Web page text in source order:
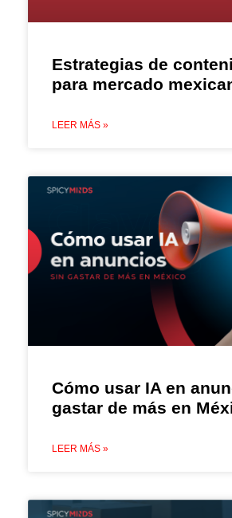
Estrategias de
para mercado
LEER MÁS »
Cómo usar IA en
gastar de más en
LEER MÁS »